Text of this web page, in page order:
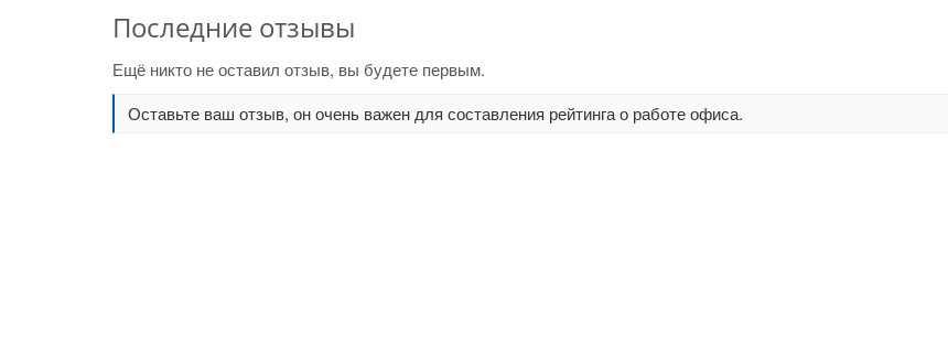
Последние отзывы
Ещё никто не оставил отзыв, вы будете первым.
Оставьте ваш отзыв, он очень важен для составления рейтинга о работе офиса.